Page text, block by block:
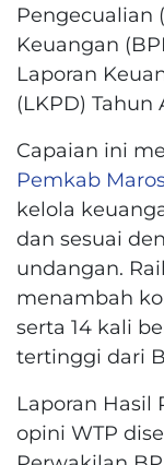
Pengecualian
Keuangan
Laporan
(LKPD) Tahun
Capaian ini
Pemkab
kelola
dan sesuai
undangan.
menambah
serta 14 kali
tertinggi dari
Laporan Hasil
opini WTP